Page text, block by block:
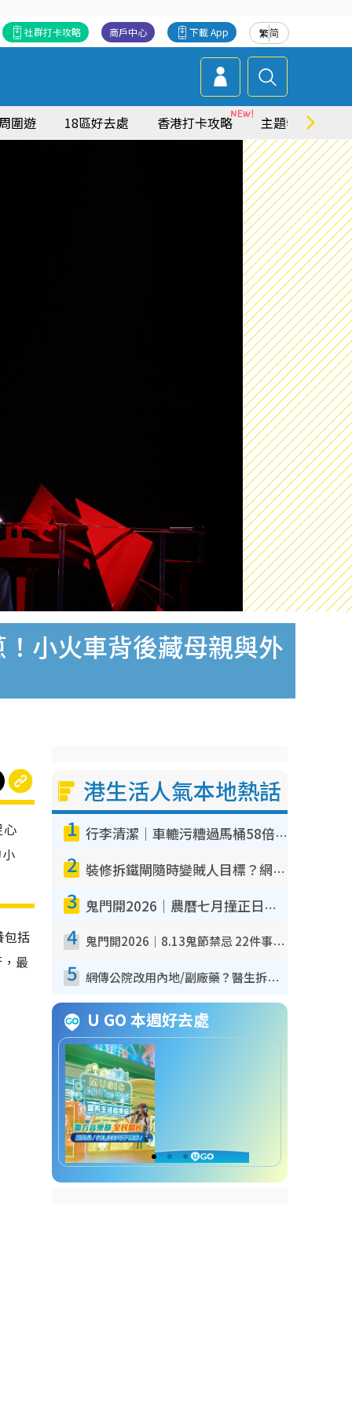
繁简
下載 App
商戶中心
社群打卡攻略
圍遊 18區好去處 香港打卡攻略 主題特集
小火車背後藏母親與外
心
包括
最
港生活人氣本地熱話
1 行李清潔｜車轆污糟過馬桶58倍！專家警告忌用酒精抹 教1招免污手除菌
2 裝修拆鐵閘隨時變賊人目標？網民揭2大關鍵用途：裝新式等於白裝？附新舊鐵閘分別
3 鬼門開2026｜農曆七月撞正日全食特別邪？專家警告切忌做一事！揭4大禁忌+2招保平安
4 鬼門開2026｜8.13鬼節禁忌 22件事唔做得！燒肉、刺身要少食？半夜勿吹口哨/打呢個電話
5 網傳公院改用內地/副廠藥？醫生拆解正副廠分別 揭4類人換藥隨時出事
U GO 本週好去處